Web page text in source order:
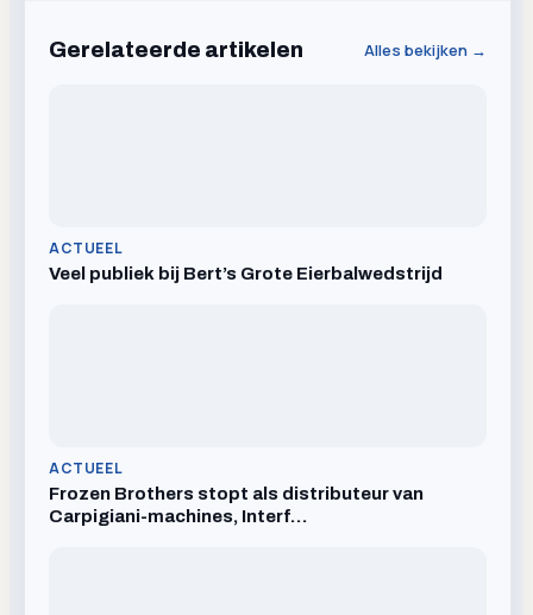
Gerelateerde artikelen Alles bekijken →
ACTUEEL
Veel publiek bij Bert’s Grote Eierbalwedstrijd
ACTUEEL
Frozen Brothers stopt als distributeur van
Carpigiani-machines, Interf…